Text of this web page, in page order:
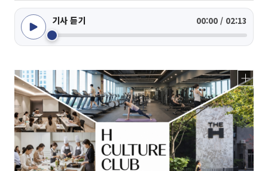
기사 듣기 00:00 / 02:13